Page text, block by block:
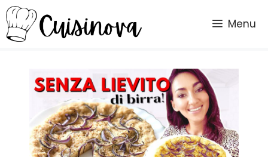
Vai
al
contenuto
Menu